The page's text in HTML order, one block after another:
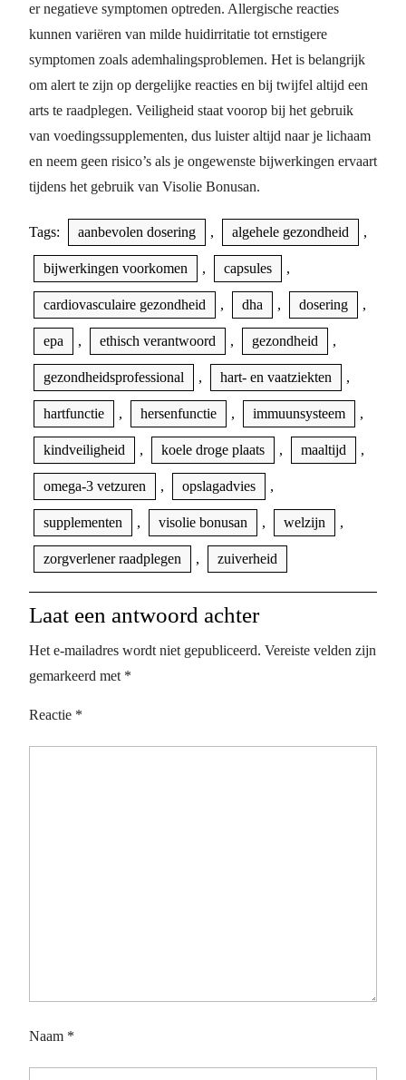
er negatieve symptomen optreden. Allergische reacties
kunnen variëren van milde huidirritatie tot ernstigere
symptomen zoals ademhalingsproblemen. Het is belangrijk
om alert te zijn op dergelijke reacties en bij twijfel altijd een
arts te raadplegen. Veiligheid staat voorop bij het gebruik
van voedingssupplementen, dus luister altijd naar je lichaam
en neem geen risico’s als je ongewenste bijwerkingen ervaart
tijdens het gebruik van Visolie Bonusan.
Tags: aanbevolen dosering , algehele gezondheid ,
bijwerkingen voorkomen , capsules ,
cardiovasculaire gezondheid , dha , dosering ,
epa , ethisch verantwoord , gezondheid ,
gezondheidsprofessional , hart- en vaatziekten ,
hartfunctie , hersenfunctie , immuunsysteem ,
kindveiligheid , koele droge plaats , maaltijd ,
omega-3 vetzuren , opslagadvies ,
supplementen , visolie bonusan , welzijn ,
zorgverlener raadplegen , zuiverheid
Laat een antwoord achter
Het e-mailadres wordt niet gepubliceerd. Vereiste velden zijn
gemarkeerd met *
Reactie *
Naam *